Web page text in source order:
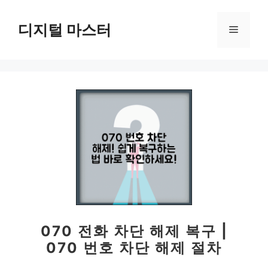
디지털 마스터 메
070 전화 차단 해제 복구 |
070 번호 차단 해제 절차